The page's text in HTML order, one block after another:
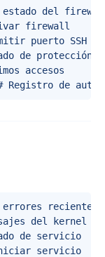
del
firewall
puerto SSH
de protección
accesos
recientes
del kernel
de servicio
servicio